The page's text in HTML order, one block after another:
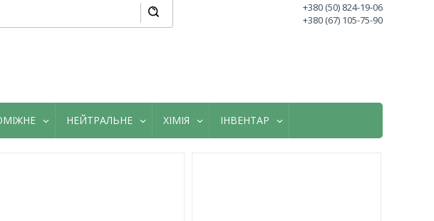
+380 (50) 824-19-06
+380 (67) 105-75-90
НЕЙТРАЛЬНЕ ХІМІЯ ІНВЕНТАР